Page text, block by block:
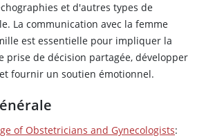
et d'autres types de
La communication avec la femme
est essentielle pour impliquer la
prise de décision partagée, développer
fournir un soutien émotionnel.
of Obstetricians and Gynecologists: